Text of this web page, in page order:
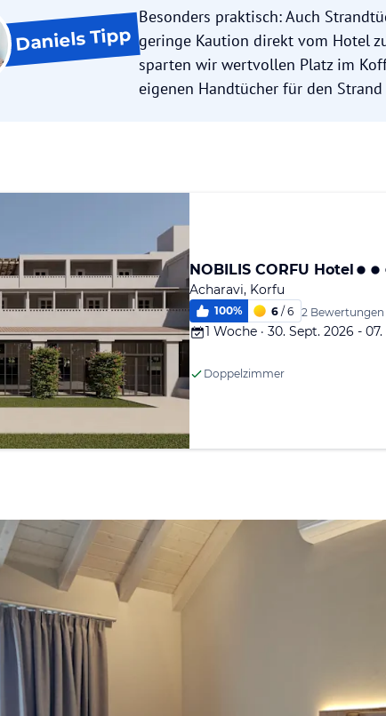
DanielsTipp
Besonders praktisch: Auch
geringe Kaution direkt vom Hotel
sparten wir wertvollen Platz im
eigenen Handtücher für den
NOBILIS CORFU Hotel
Acharavi, Korfu
100% 6 / 6 2 Bewertungen
1 Woche · 30. Sept. 2026 -
Doppelzimmer